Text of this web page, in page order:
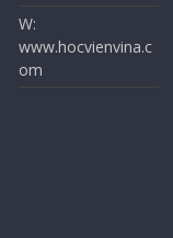
W:
www.hocvienvina.c
om